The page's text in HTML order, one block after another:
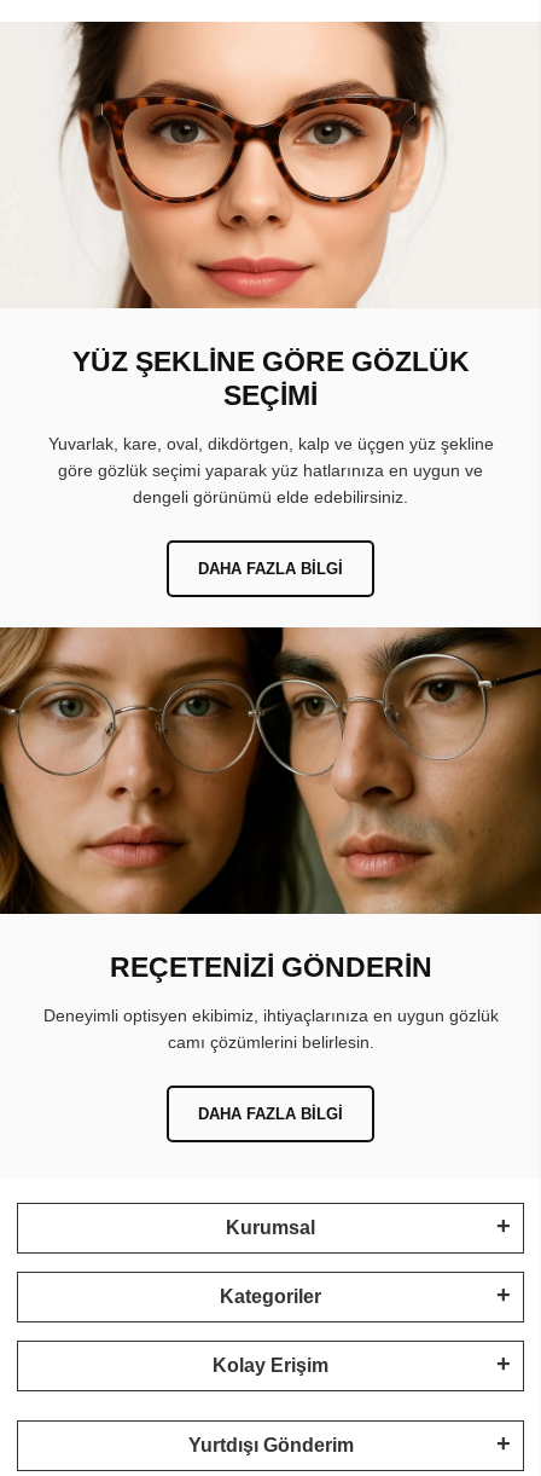
YÜZ ŞEKLİNE GÖRE GÖZLÜK
SEÇİMİ
Yuvarlak, kare, oval, dikdörtgen, kalp ve üçgen yüz şekline
göre gözlük seçimi yaparak yüz hatlarınıza en uygun ve
dengeli görünümü elde edebilirsiniz.
DAHA FAZLA BILGI
REÇETENİZİ GÖNDERİN
Deneyimli optisyen ekibimiz, ihtiyaçlarınıza en uygun gözlük
camı çözümlerini belirlesin.
DAHA FAZLA BILGI
Kurumsal
Kategoriler
Kolay Erişim
Yurtdışı Gönderim